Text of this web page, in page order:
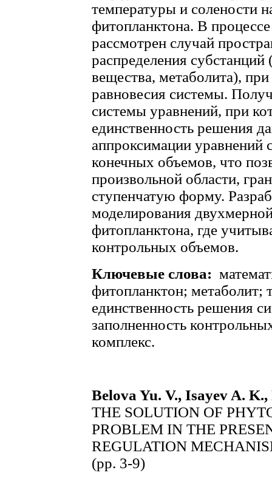
температуры и солености
фитопланктона. В
рассмотрен случай
распределения субстанций
вещества, метаболита),
равновесия системы.
системы уравнений, при
единственность решения
аппроксимации уравнений
конечных объемов, что
произвольной области,
ступенчатую форму.
моделирования
фитопланктона, где
контрольных объемов.
Ключевые слова:
фитопланктон; метаболит;
единственность решения
заполненность
комплекс.
Belova Yu. V., Isayev A.
THE SOLUTION OF
PROBLEM IN THE
REGULATION
(pp. 3-9)